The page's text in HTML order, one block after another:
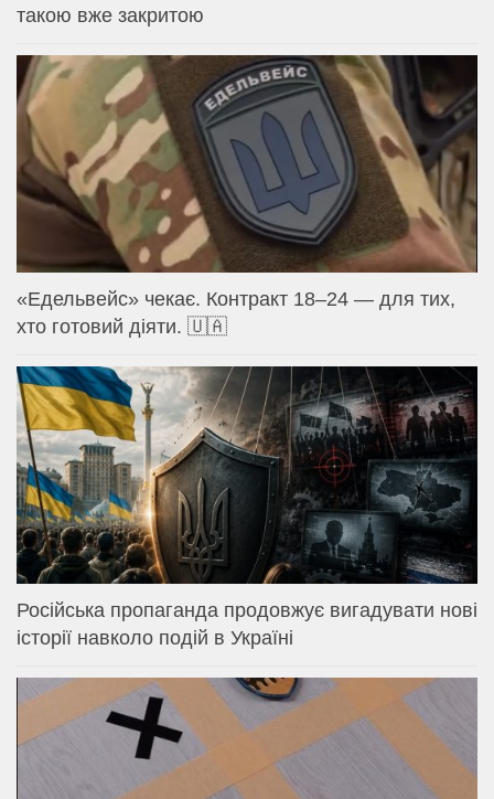
такою вже закритою
«Едельвейс» чекає. Контракт 18–24 — для тих,
хто готовий діяти. 🇺🇦
Російська пропаганда продовжує вигадувати нові
історії навколо подій в Україні